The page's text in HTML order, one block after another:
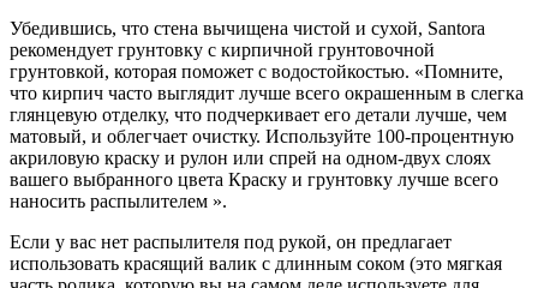
Убедившись, что стена вычищена чистой и сухой, Santora
рекомендует грунтовку с кирпичной грунтовочной
грунтовкой, которая поможет с водостойкостью. «Помните,
что кирпич часто выглядит лучше всего окрашенным в слегка
глянцевую отделку, что подчеркивает его детали лучше, чем
матовый, и облегчает очистку. Используйте 100-процентную
акриловую краску и рулон или спрей на одном-двух слоях
вашего выбранного цвета Краску и грунтовку лучше всего
наносить распылителем ».
Если у вас нет распылителя под рукой, он предлагает
использовать красящий валик с длинным соком (это мягкая